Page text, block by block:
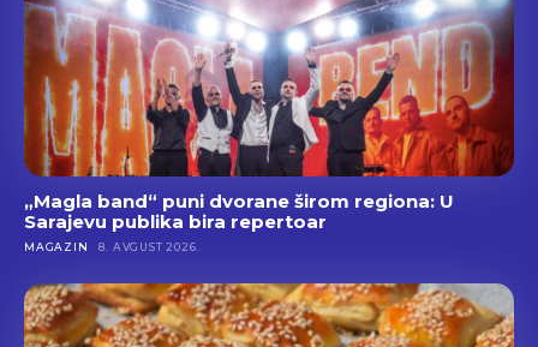
„Magla band“ puni dvorane širom regiona: U
Sarajevu publika bira repertoar
MAGAZIN 8. AVGUST 2026.